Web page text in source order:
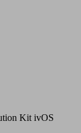
Kit ivOS